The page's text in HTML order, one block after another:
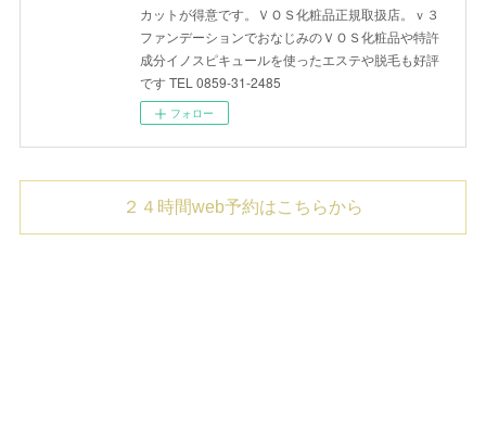
カットが得意です。ＶＯＳ化粧品正規取扱店。ｖ３
ファンデーションでおなじみのＶＯＳ化粧品や特許
成分イノスピキュールを使ったエステや脱毛も好評
です TEL 0859-31-2485
フォロー
２４時間web予約はこちらから